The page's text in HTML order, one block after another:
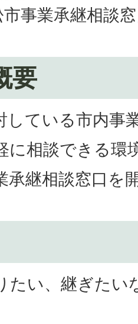
事業承継相談
要
している市内事
に相談できる環
承継相談窓口を
たい、継ぎたい